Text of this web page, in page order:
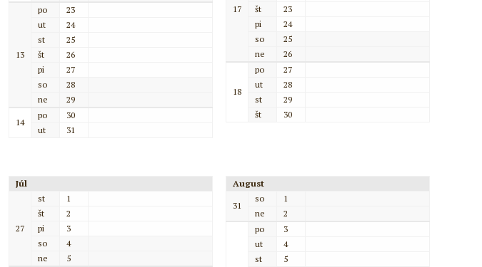
13
po
23
ut
24
st
25
št
26
pi
27
so
28
ne
29
14
po
30
ut
31
17
št
23
pi
24
so
25
ne
26
18
po
27
ut
28
st
29
št
30
Júl
27
st
1
št
2
pi
3
so
4
ne
5
August
31
so
1
ne
2
po
3
ut
4
st
5